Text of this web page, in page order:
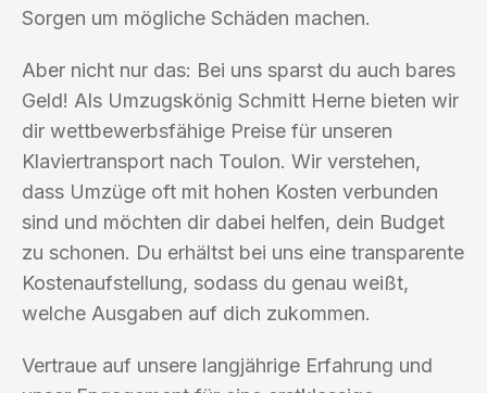
Sorgen um mögliche Schäden machen.
Aber nicht nur das: Bei uns sparst du auch bares
Geld! Als Umzugskönig Schmitt Herne bieten wir
dir wettbewerbsfähige Preise für unseren
Klaviertransport nach Toulon. Wir verstehen,
dass Umzüge oft mit hohen Kosten verbunden
sind und möchten dir dabei helfen, dein Budget
zu schonen. Du erhältst bei uns eine transparente
Kostenaufstellung, sodass du genau weißt,
welche Ausgaben auf dich zukommen.
Vertraue auf unsere langjährige Erfahrung und